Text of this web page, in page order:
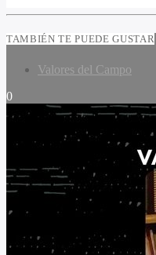
TAMBIÉN TE PUEDE GUSTAR
Valores del Campo
0